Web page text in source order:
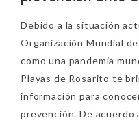
Debido a la situación
Organización Mundial
como una pandemia
Playas de Rosarito te
información para
prevención. De acuerdo